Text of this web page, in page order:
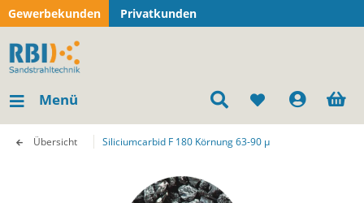
Gewerbekunden Privatkunden
Menü
Übersicht Siliciumcarbid F 180 Körnung 63-90 µ